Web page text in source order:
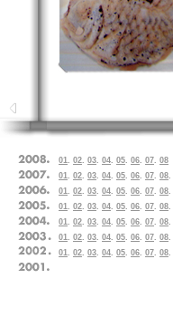
01. 02. 03. 04. 05. 06. 07. 08
01. 02. 03. 04. 05. 06. 07. 08.
01. 02. 03. 04. 05. 06. 07. 08.
01. 02. 03. 04. 05. 06. 07. 08.
01. 02. 03. 04. 05. 06. 07. 08.
01. 02. 03. 04. 05. 06. 07. 08.
01. 02. 03. 04. 05. 06. 07. 08.